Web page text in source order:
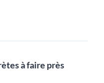
à faire près